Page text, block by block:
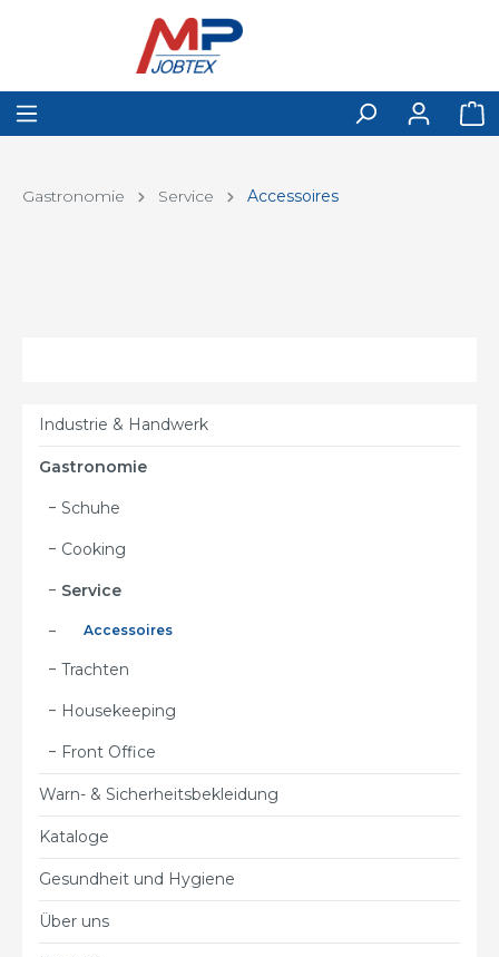
Gastronomie Service Accessoires
Industrie & Handwerk
Gastronomie
Schuhe
Cooking
Service
Accessoires
Trachten
Housekeeping
Front Office
Warn- & Sicherheitsbekleidung
Kataloge
Gesundheit und Hygiene
Über uns